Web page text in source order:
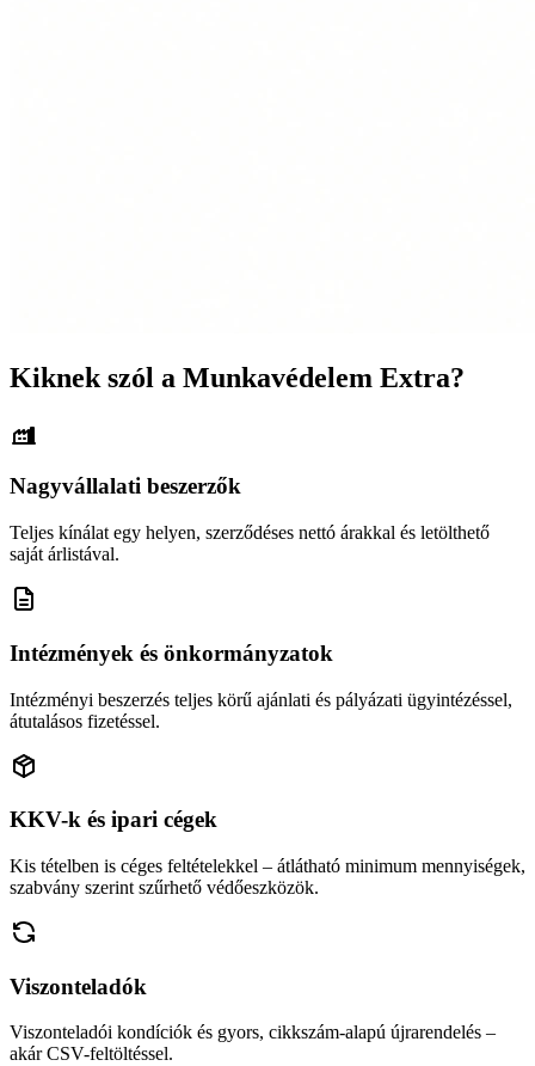
Kiknek szól a Munkavédelem Extra?
Nagyvállalati beszerzők
Teljes kínálat egy helyen, szerződéses nettó árakkal és letölthető
saját árlistával.
Intézmények és önkormányzatok
Intézményi beszerzés teljes körű ajánlati és pályázati ügyintézéssel,
átutalásos fizetéssel.
KKV-k és ipari cégek
Kis tételben is céges feltételekkel – átlátható minimum mennyiségek,
szabvány szerint szűrhető védőeszközök.
Viszonteladók
Viszonteladói kondíciók és gyors, cikkszám-alapú újrarendelés –
akár CSV-feltöltéssel.